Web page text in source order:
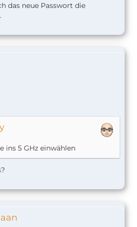
das neue Passwort die
ins 5 GHz einwählen